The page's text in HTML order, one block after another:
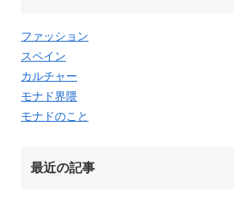
ファッション
スペイン
カルチャー
モナド界隈
モナドのこと
最近の記事